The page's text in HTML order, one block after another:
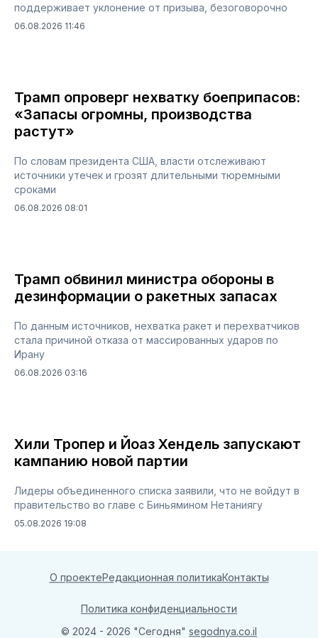
поддерживает уклонение от призыва, безоговорочно
06.08.2026 11:46
Трамп опроверг нехватку боеприпасов:
«Запасы огромны, производства
растут»
По словам президента США, власти отслеживают
источники утечек и грозят длительными тюремными
сроками
06.08.2026 08:01
Трамп обвинил министра обороны в
дезинформации о ракетных запасах
По данным источников, нехватка ракет и перехватчиков
стала причиной отказа от массированных ударов по
Ирану
06.08.2026 03:16
Хили Тропер и Йоаз Хендель запускают
кампанию новой партии
Лидеры объединенного списка заявили, что не войдут в
правительство во главе с Биньямином Нетаниягу
05.08.2026 19:08
О проектеРедакционная политикаКонтакты
Политика конфиденциальности
© 2024 - 2026 "Сегодня" segodnya.co.il